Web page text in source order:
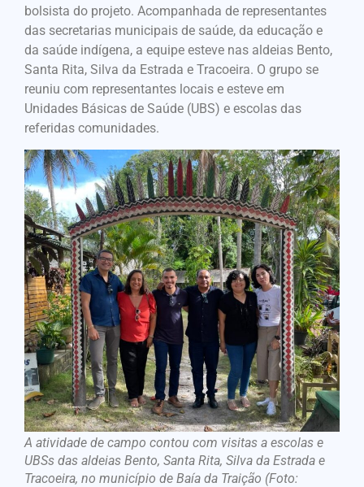
bolsista do projeto. Acompanhada de representantes
das secretarias municipais de saúde, da educação e
da saúde indígena, a equipe esteve nas aldeias Bento,
Santa Rita, Silva da Estrada e Tracoeira. O grupo se
reuniu com representantes locais e esteve em
Unidades Básicas de Saúde (UBS) e escolas das
referidas comunidades.
A atividade de campo contou com visitas a escolas e
UBSs das aldeias Bento, Santa Rita, Silva da Estrada e
Tracoeira, no município de Baía da Traição (Foto: